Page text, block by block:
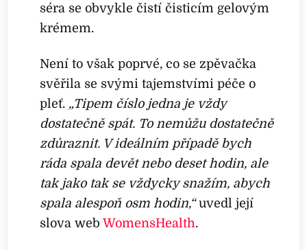
séra se obvykle čistí čisticím gelovým
krémem.
Není to však poprvé, co se zpěvačka
svěřila se svými tajemstvími péče o
pleť. „Tipem číslo jedna je vždy
dostatečně spát. To nemůžu dostatečně
zdůraznit. V ideálním případě bych
ráda spala devět nebo deset hodin, ale
tak jako tak se vždycky snažím, abych
spala alespoň osm hodin,“uvedl její
slova webWomensHealth.